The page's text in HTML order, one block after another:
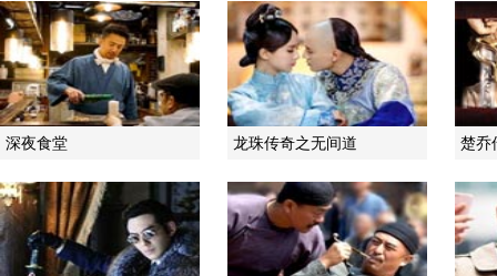
深夜食堂 龙珠传奇之无间道 楚乔